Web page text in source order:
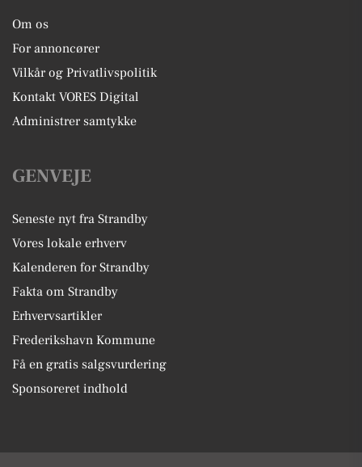
Om os
For annoncører
Vilkår og Privatlivspolitik
Kontakt VORES Digital
Administrer samtykke
GENVEJE
Seneste nyt fra Strandby
Vores lokale erhverv
Kalenderen for Strandby
Fakta om Strandby
Erhvervsartikler
Frederikshavn Kommune
Få en gratis salgsvurdering
Sponsoreret indhold